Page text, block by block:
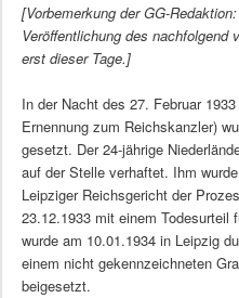
[Vorbemerkung der GG-
Veröffentlichung des nachfolgend
erst dieser Tage.]
In der Nacht des 27. Februar
Ernennung zum Reichskanzler)
gesetzt. Der 24-jährige
auf der Stelle verhaftet. Ihm
Leipziger Reichsgericht der
23.12.1933 mit einem Todesurteil
wurde am 10.01.1934 in Leipzig
einem nicht gekennzeichneten
beigesetzt.